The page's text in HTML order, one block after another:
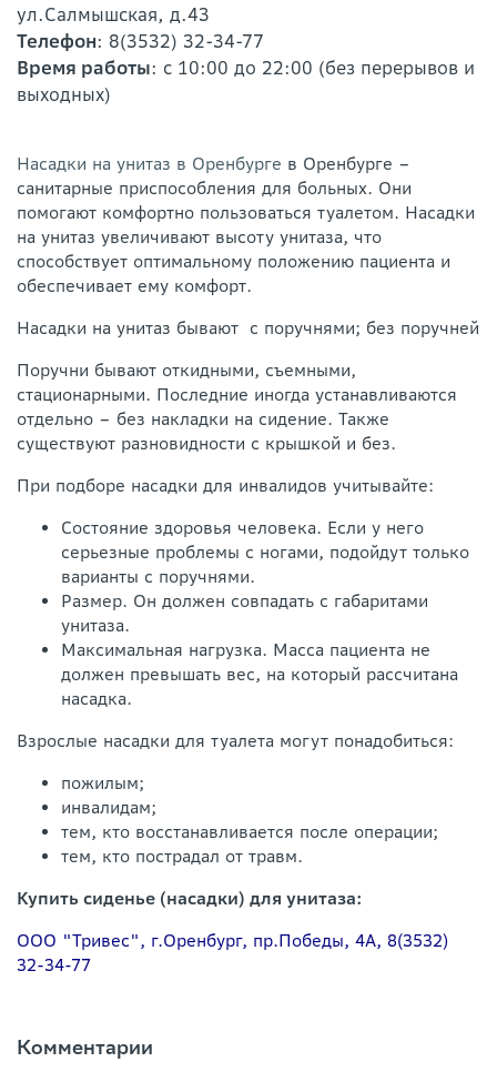
ул.Салмышская, д.43
Телефон: 8(3532) 32-34-77
Время работы: с 10:00 до 22:00 (без перерывов и
выходных)
Насадки на унитаз в Оренбурге в Оренбурге –
санитарные приспособления для больных. Они
помогают комфортно пользоваться туалетом. Насадки
на унитаз увеличивают высоту унитаза, что
способствует оптимальному положению пациента и
обеспечивает ему комфорт.
Насадки на унитаз бывают с поручнями; без поручней
Поручни бывают откидными, съемными,
стационарными. Последние иногда устанавливаются
отдельно – без накладки на сидение. Также
существуют разновидности с крышкой и без.
При подборе насадки для инвалидов учитывайте:
Состояние здоровья человека. Если у него
серьезные проблемы с ногами, подойдут только
варианты с поручнями.
Размер. Он должен совпадать с габаритами
унитаза.
Максимальная нагрузка. Масса пациента не
должен превышать вес, на который рассчитана
насадка.
Взрослые насадки для туалета могут понадобиться:
пожилым;
инвалидам;
тем, кто восстанавливается после операции;
тем, кто пострадал от травм.
Купить сиденье (насадки) для унитаза:
ООО "Тривес", г.Оренбург, пр.Победы, 4А, 8(3532)
32-34-77
Комментарии